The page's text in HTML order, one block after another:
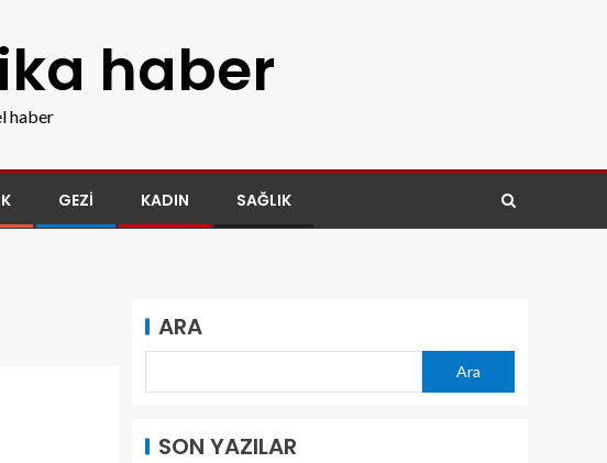
haber
haber
GEZI KADIN SAĞLIK
ARA
Ara
SON YAZILAR